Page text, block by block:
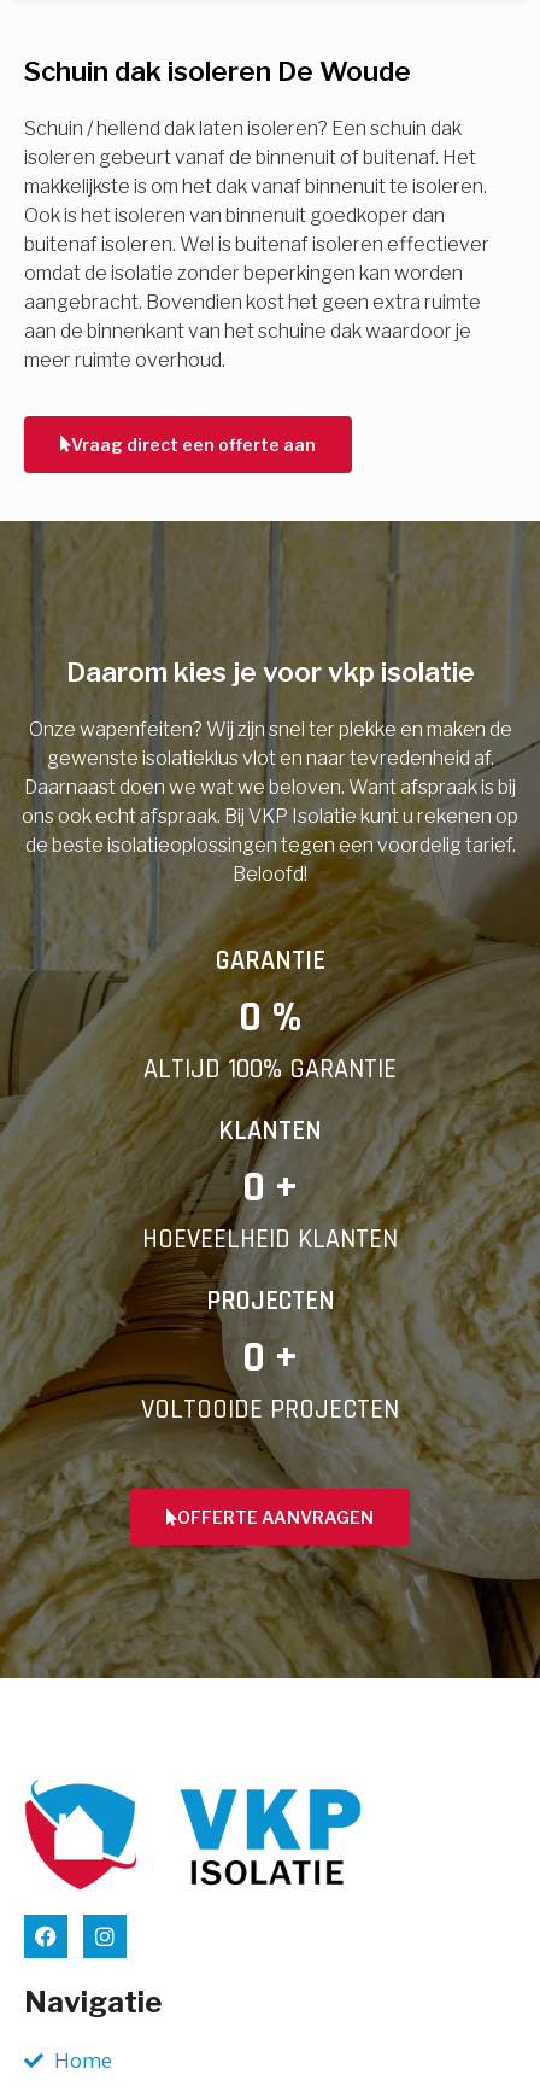
Schuin dak isoleren De Woude
Schuin / hellend dak laten isoleren? Een schuin dak
isoleren gebeurt vanaf de binnenuit of buitenaf. Het
makkelijkste is om het dak vanaf binnenuit te isoleren.
Ook is het isoleren van binnenuit goedkoper dan
buitenaf isoleren. Wel is buitenaf isoleren effectiever
omdat de isolatie zonder beperkingen kan worden
aangebracht. Bovendien kost het geen extra ruimte
aan de binnenkant van het schuine dak waardoor je
meer ruimte overhoud.
Vraag direct een offerte aan
Isolatiemaatregel
Spouwisolatie
Vloerisolatie
Dakisolatie
Gevelisolatie
Vorige Volgende
subsidie!
Vul uw gegevens in en ontvang nu direct uw
berekening per mail.
Voornaam
Telefoonnummer
Vorige
Daarom kies je voor vkp isolatie
Onze wapenfeiten? Wij zijn snel ter plekke en maken de
gewenste isolatieklus vlot en naar tevredenheid af.
Daarnaast doen we wat we beloven. Want afspraak is bij
ons ook echt afspraak. Bij VKP Isolatie kunt u rekenen op
de beste isolatieoplossingen tegen een voordelig tarief.
Beloofd!
GARANTIE
0 %
ALTIJD 100% GARANTIE
KLANTEN
0 +
HOEVEELHEID KLANTEN
PROJECTEN
0 +
VOLTOOIDE PROJECTEN
OFFERTE AANVRAGEN
Navigatie
Home